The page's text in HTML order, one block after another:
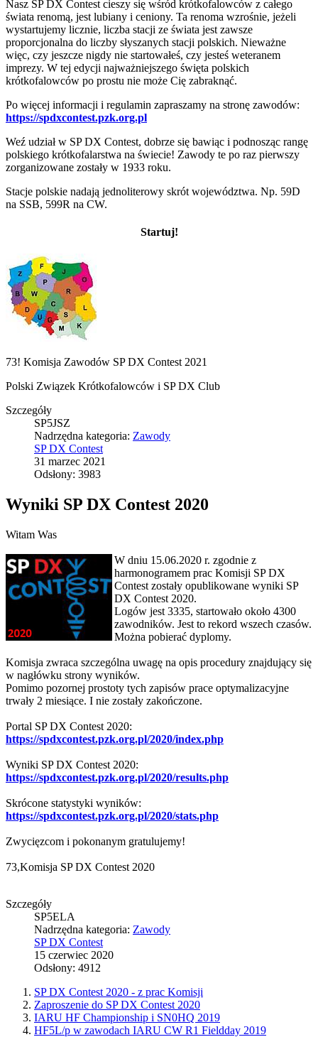
Nasz SP DX Contest cieszy się wśród krótkofalowców z całego
świata renomą, jest lubiany i ceniony. Ta renoma wzrośnie, jeżeli
wystartujemy licznie, liczba stacji ze świata jest zawsze
proporcjonalna do liczby słyszanych stacji polskich. Nieważne
więc, czy jeszcze nigdy nie startowałeś, czy jesteś weteranem
imprezy. W tej edycji najważniejszego święta polskich
krótkofalowców po prostu nie może Cię zabraknąć.
Po więcej informacji i regulamin zapraszamy na stronę zawodów:
https://spdxcontest.pzk.org.pl
Weź udział w SP DX Contest, dobrze się bawiąc i podnosząc rangę
polskiego krótkofalarstwa na świecie! Zawody te po raz pierwszy
zorganizowane zostały w 1933 roku.
Stacje polskie nadają jednoliterowy skrót województwa. Np. 59D
na SSB, 599R na CW.
Startuj!
73! Komisja Zawodów SP DX Contest 2021
Polski Związek Krótkofalowców i SP DX Club
Szczegóły
SP5JSZ
Nadrzędna kategoria: Zawody
SP DX Contest
31 marzec 2021
Odsłony: 3983
Wyniki SP DX Contest 2020
Witam Was
W dniu 15.06.2020 r. zgodnie z
harmonogramem prac Komisji SP DX
Contest zostały opublikowane wyniki SP
DX Contest 2020.
Logów jest 3335, startowało około 4300
zawodników. Jest to rekord wszech czasów.
Można pobierać dyplomy.
Komisja zwraca szczególna uwagę na opis procedury znajdujący się
w nagłówku strony wyników.
Pomimo pozornej prostoty tych zapisów prace optymalizacyjne
trwały 2 miesiące. I nie zostały zakończone.
Portal SP DX Contest 2020:
https://spdxcontest.pzk.org.pl/2020/index.php
Wyniki SP DX Contest 2020:
https://spdxcontest.pzk.org.pl/2020/results.php
Skrócone statystyki wyników:
https://spdxcontest.pzk.org.pl/2020/stats.php
Zwycięzcom i pokonanym gratulujemy!
73,Komisja SP DX Contest 2020
Szczegóły
SP5ELA
Nadrzędna kategoria: Zawody
SP DX Contest
15 czerwiec 2020
Odsłony: 4912
SP DX Contest 2020 - z prac Komisji
Zaproszenie do SP DX Contest 2020
IARU HF Championship i SN0HQ 2019
HF5L/p w zawodach IARU CW R1 Fieldday 2019